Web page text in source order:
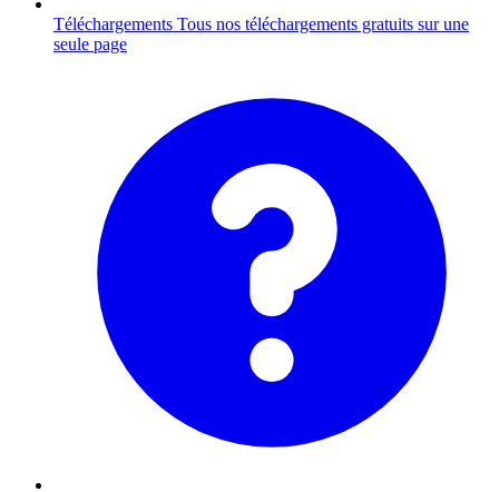
Téléchargements Tous nos téléchargements gratuits sur une
seule page